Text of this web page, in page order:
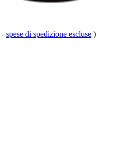
- spese di spedizione escluse )